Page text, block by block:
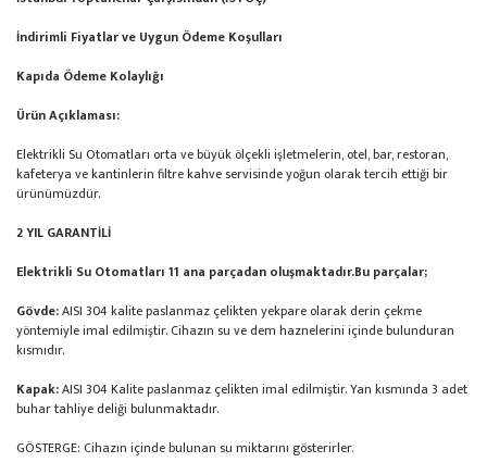
İndirimli Fiyatlar ve Uygun Ödeme Koşulları
Kapıda Ödeme Kolaylığı
Ürün Açıklaması:
Elektrikli Su Otomatları orta ve büyük ölçekli işletmelerin, otel, bar, restoran,
kafeterya ve kantinlerin filtre kahve servisinde yoğun olarak tercih ettiği bir
ürünümüzdür.
2 YIL GARANTİLİ
Elektrikli Su Otomatları 11 ana parçadan oluşmaktadır.Bu parçalar;
Gövde:AISI 304 kalite paslanmaz çelikten yekpare olarak derin çekme
yöntemiyle imal edilmiştir. Cihazın su ve dem haznelerini içinde bulunduran
kısmıdır.
Kapak:AISI 304 Kalite paslanmaz çelikten imal edilmiştir. Yan kısmında 3 adet
buhar tahliye deliği bulunmaktadır.
GÖSTERGE: Cihazın içinde bulunan su miktarını gösterirler.